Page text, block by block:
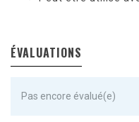
ÉVALUATIONS
Pas encore évalué(e)